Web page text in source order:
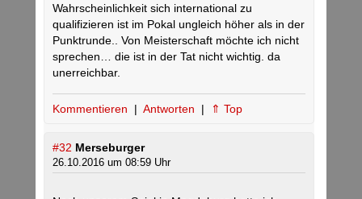
Wahrscheinlichkeit sich international zu
qualifizieren ist im Pokal ungleich höher als in der
Punktrunde.. Von Meisterschaft möchte ich nicht
sprechen… die ist in der Tat nicht wichtig. da
unerreichbar.
Kommentieren | Antworten | ⇑ Top
#32 Merseburger
26.10.2016 um 08:59 Uhr